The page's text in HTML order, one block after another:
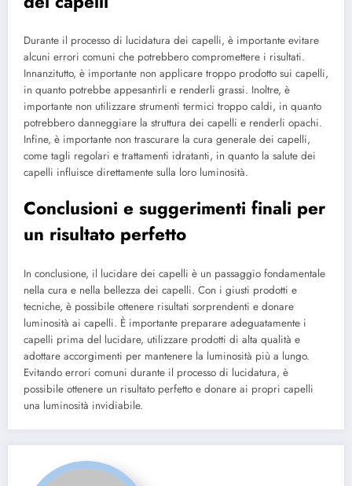
Durante il processo di lucidatura dei capelli, è importante evitare
alcuni errori comuni che potrebbero compromettere i risultati.
Innanzitutto, è importante non applicare troppo prodotto sui capelli,
in quanto potrebbe appesantirli e renderli grassi. Inoltre, è
importante non utilizzare strumenti termici troppo caldi, in quanto
potrebbero danneggiare la struttura dei capelli e renderli opachi.
Infine, è importante non trascurare la cura generale dei capelli,
come tagli regolari e trattamenti idratanti, in quanto la salute dei
capelli influisce direttamente sulla loro luminosità.
Conclusioni e suggerimenti finali per
un risultato perfetto
In conclusione, il lucidare dei capelli è un passaggio fondamentale
nella cura e nella bellezza dei capelli. Con i giusti prodotti e
tecniche, è possibile ottenere risultati sorprendenti e donare
luminosità ai capelli. È importante preparare adeguatamente i
capelli prima del lucidare, utilizzare prodotti di alta qualità e
adottare accorgimenti per mantenere la luminosità più a lungo.
Evitando errori comuni durante il processo di lucidatura, è
possibile ottenere un risultato perfetto e donare ai propri capelli
una luminosità invidiabile.